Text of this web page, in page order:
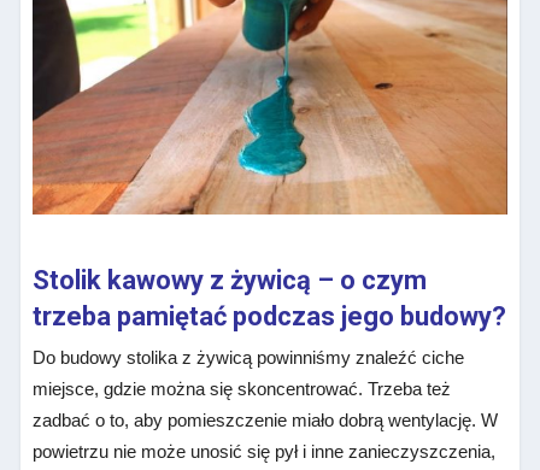
Stolik kawowy z żywicą – o czym
trzeba pamiętać podczas jego budowy?
Do budowy stolika z żywicą powinniśmy znaleźć ciche
miejsce, gdzie można się skoncentrować. Trzeba też
zadbać o to, aby pomieszczenie miało dobrą wentylację. W
powietrzu nie może unosić się pył i inne zanieczyszczenia,